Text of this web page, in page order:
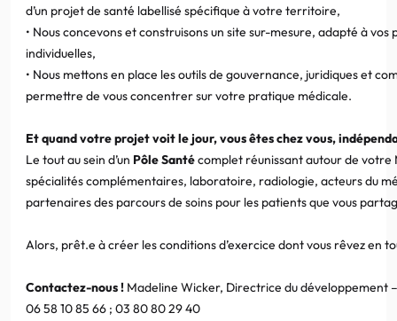
d’un projet de santé labellisé spécifique à votre territoire,
• Nous concevons et construisons un site sur-mesure, adapté à
individuelles,
• Nous mettons en place les outils de gouvernance, juridiques et
permettre de vous concentrer sur votre pratique médicale.
Et quand votre projet voit le jour, vous êtes chez vous,
Le tout au sein d’un Pôle Santécomplet réunissant autour de votre
spécialités complémentaires, laboratoire, radiologie, acteurs du
partenaires des parcours de soins pour les patients que vous
Alors, prêt.e à créer les conditions d’exercice dont vous rêvez en
Contactez-nous ! Madeline Wicker, Directrice du développement
06 58 10 85 66 ; 03 80 80 29 40